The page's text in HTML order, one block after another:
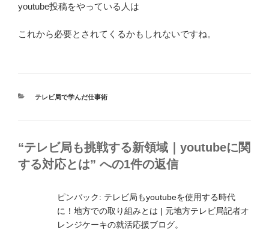
youtube投稿をやっている人は
これから必要とされてくるかもしれないですね。
カ
テレビ局で学んだ仕事術
“テレビ局も挑戦する新領域｜youtubeに関
する対応とは” への1件の返信
ピンバック: テレビ局もyoutubeを使用する時代
に！地方での取り組みとは | 元地方テレビ局記者オ
レンジケーキの就活応援ブログ。